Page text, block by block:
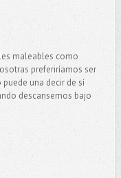
maleables como
preferiríamos ser
una decir de sí
descansemos bajo